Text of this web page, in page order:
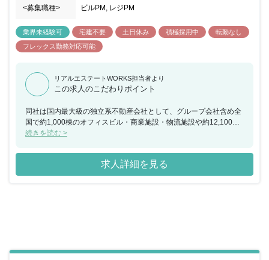
<募集職種> ビルPM, レジPM
業界未経験可 宅建不要 土日休み 積極採用中
転勤なし
フレックス勤務対応可能
リアルエステートWORKS担当者より
この求人のこだわりポイント
同社は国内最大級の独立系不動産会社として、グループ会社含め全
国で約1,000棟のオフィスビル・商業施設・物流施設や約12,100を
超える店舗施設のマネジメントを手掛けています。「日本株式会社
スプロバイダーとして、時代に合わせた不動産戦略を企画・立案し
ており、適切で正しいサービスをお客様に提供し成長を続けていま
す。 同ポジションにおいては、経験・スキルに応じてPMまたはBM
続きを読む >
求人詳細を見る